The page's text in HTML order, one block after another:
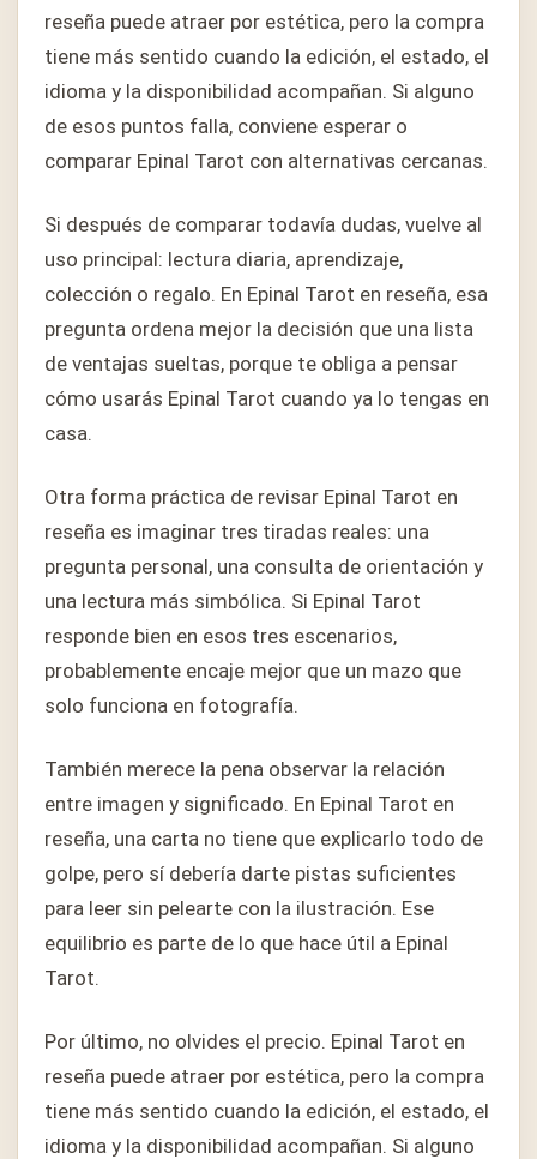
reseña puede atraer por estética, pero la compra
tiene más sentido cuando la edición, el estado, el
idioma y la disponibilidad acompañan. Si alguno
de esos puntos falla, conviene esperar o
comparar Epinal Tarot con alternativas cercanas.
Si después de comparar todavía dudas, vuelve al
uso principal: lectura diaria, aprendizaje,
colección o regalo. En Epinal Tarot en reseña, esa
pregunta ordena mejor la decisión que una lista
de ventajas sueltas, porque te obliga a pensar
cómo usarás Epinal Tarot cuando ya lo tengas en
casa.
Otra forma práctica de revisar Epinal Tarot en
reseña es imaginar tres tiradas reales: una
pregunta personal, una consulta de orientación y
una lectura más simbólica. Si Epinal Tarot
responde bien en esos tres escenarios,
probablemente encaje mejor que un mazo que
solo funciona en fotografía.
También merece la pena observar la relación
entre imagen y significado. En Epinal Tarot en
reseña, una carta no tiene que explicarlo todo de
golpe, pero sí debería darte pistas suficientes
para leer sin pelearte con la ilustración. Ese
equilibrio es parte de lo que hace útil a Epinal
Tarot.
Por último, no olvides el precio. Epinal Tarot en
reseña puede atraer por estética, pero la compra
tiene más sentido cuando la edición, el estado, el
idioma y la disponibilidad acompañan. Si alguno